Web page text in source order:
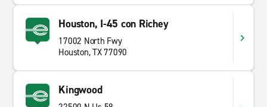
Houston, I-45 con Richey
17002 North Fwy
Houston, TX 77090
Kingwood